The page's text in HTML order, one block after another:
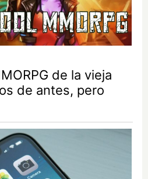
de la vieja
de antes, pero